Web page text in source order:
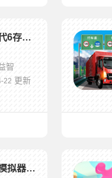
三国大时代6存档版
智
22 更新
僵尸作战模拟器联机版